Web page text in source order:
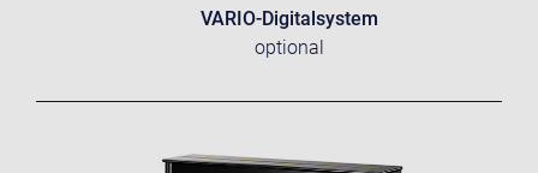
VARIO-Digitalsystem
optional